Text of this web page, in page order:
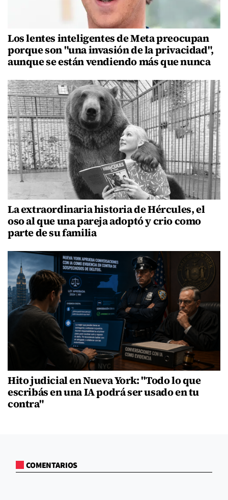
Los lentes inteligentes de Meta preocupan
porque son "una invasión de la privacidad",
aunque se están vendiendo más que nunca
La extraordinaria historia de Hércules, el
oso al que una pareja adoptó y crio como
parte de su familia
Hito judicial en Nueva York: "Todo lo que
escribás en una IA podrá ser usado en tu
contra"
COMENTARIOS